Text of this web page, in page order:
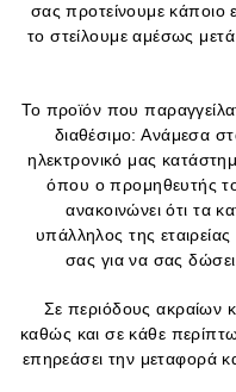
σας προτείνουμε κάποιο
το στείλουμε αμέσως
Το προϊόν που
διαθέσιμο: Ανάμεσα
ηλεκτρονικό μας
όπου ο προμηθευτής
ανακοινώνει ότι τα
υπάλληλος της
σας για να σας δώσει
Σε περιόδους ακραίων
καθώς και σε κάθε
επηρεάσει την μεταφορά